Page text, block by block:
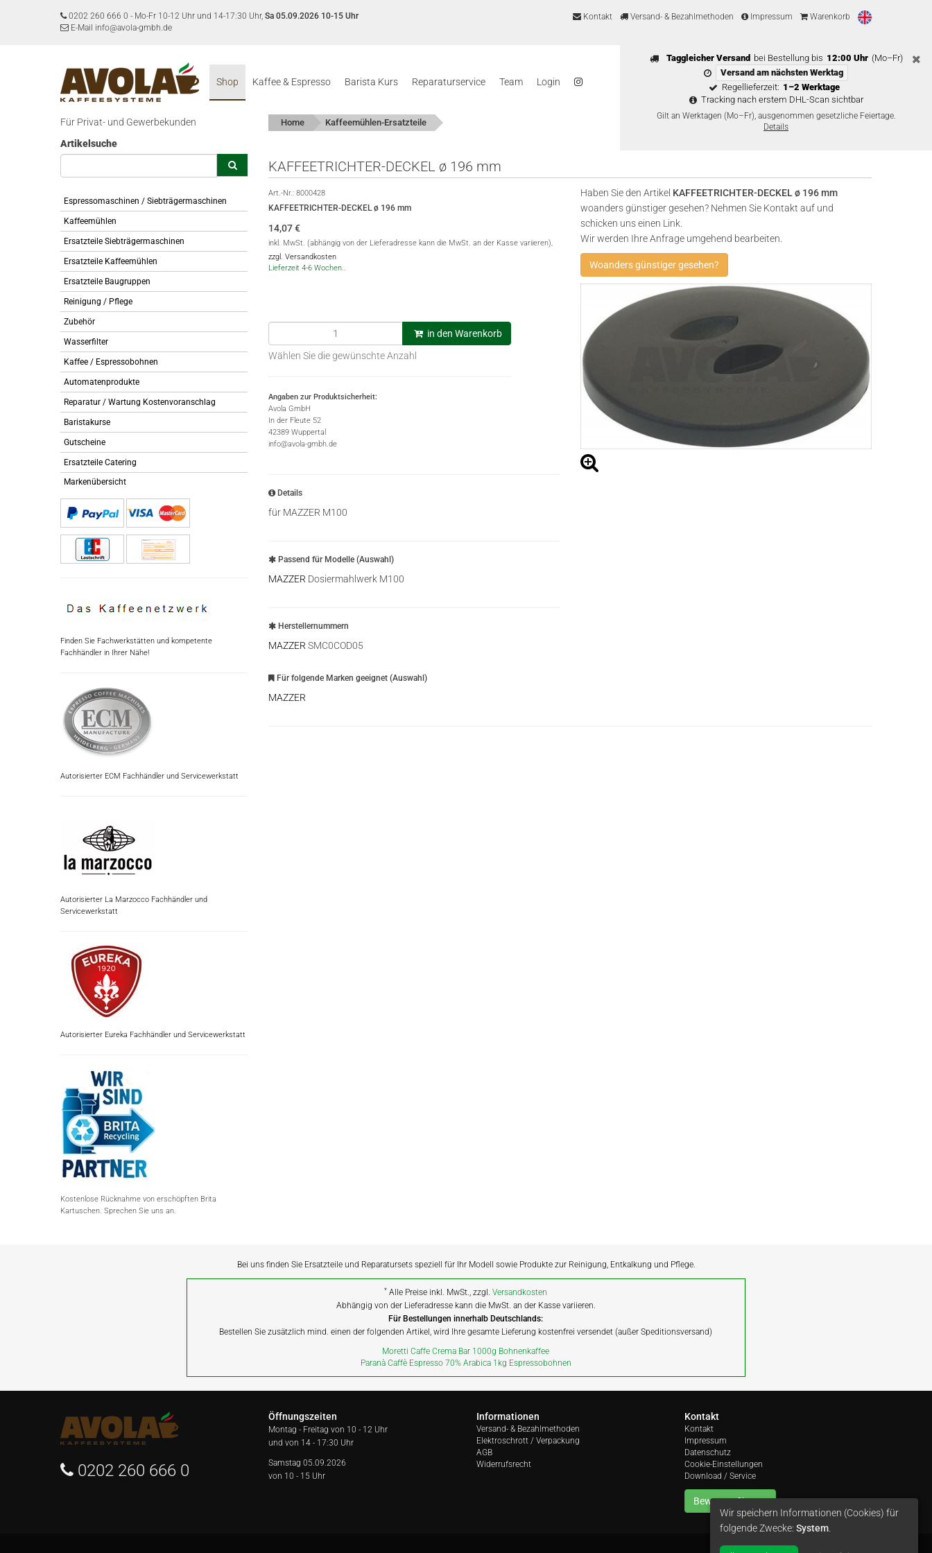
0202 260 666 0 - Mo-Fr 10-12 Uhr und 14-17:30 Uhr, Sa 05.09.2026 10-15 Uhr
E-Mail info@avola-gmbh.de
Kontakt Versand- & Bezahlmethoden Impressum Warenkorb
Taggleicher Versand bei Bestellung bis 12:00 Uhr (Mo–Fr)
Versand am nächsten Werktag
Regellieferzeit: 1–2 Werktage
Tracking nach erstem DHL-Scan sichtbar
Gilt an Werktagen (Mo–Fr), ausgenommen gesetzliche Feiertage.
Details
Shop Kaffee & Espresso Barista Kurs Reparaturservice Team Login
Für Privat- und Gewerbekunden
Artikelsuche
Espressomaschinen / Siebträgermaschinen
Kaffeemühlen
Ersatzteile Siebträgermaschinen
Ersatzteile Kaffeemühlen
Ersatzteile Baugruppen
Reinigung / Pflege
Zubehör
Wasserfilter
Kaffee / Espressobohnen
Automatenprodukte
Reparatur / Wartung Kostenvoranschlag
Baristakurse
Gutscheine
Ersatzteile Catering
Markenübersicht
Finden Sie Fachwerkstätten und kompetente
Fachhändler in Ihrer Nähe!
Autorisierter ECM Fachhändler und Servicewerkstatt
Autorisierter La Marzocco Fachhändler und
Servicewerkstatt
Autorisierter Eureka Fachhändler und Servicewerkstatt
Kostenlose Rücknahme von erschöpften Brita
Kartuschen. Sprechen Sie uns an.
Home Kaffeemühlen-Ersatzteile
KAFFEETRICHTER-DECKEL ø 196 mm
Art.-Nr.: 8000428
KAFFEETRICHTER-DECKEL ø 196 mm
14,07€
inkl. MwSt. (abhängig von der Lieferadresse kann die MwSt. an der Kasse variieren),
zzgl. Versandkosten
Lieferzeit 4-6 Wochen..
in den Warenkorb
Wählen Sie die gewünschte Anzahl
Angaben zur Produktsicherheit:
Avola GmbH
In der Fleute 52
42389 Wuppertal
info@avola-gmbh.de
Details
für MAZZER M100
Passend für Modelle (Auswahl)
MAZZER Dosiermahlwerk M100
Herstellernummern
MAZZER SMC0COD05
Für folgende Marken geeignet (Auswahl)
MAZZER
Haben Sie den Artikel KAFFEETRICHTER-DECKEL ø 196 mm
woanders günstiger gesehen? Nehmen Sie Kontakt auf und
schicken uns einen Link.
Wir werden Ihre Anfrage umgehend bearbeiten.
Woanders günstiger gesehen?
Bei uns finden Sie Ersatzteile und Reparatursets speziell für Ihr Modell sowie Produkte zur Reinigung, Entkalkung und Pflege.
* Alle Preise inkl. MwSt., zzgl.Versandkosten
Abhängig von der Lieferadresse kann die MwSt. an der Kasse variieren.
Für Bestellungen innerhalb Deutschlands:
Bestellen Sie zusätzlich mind. einen der folgenden Artikel, wird Ihre gesamte Lieferung kostenfrei versendet (außer Speditionsversand)
Moretti Caffe Crema Bar 1000g Bohnenkaffee
Paranà Caffè Espresso 70% Arabica 1kg Espressobohnen
0202 260 666 0
Öffnungszeiten
Montag - Freitag von 10 - 12 Uhr
und von 14 - 17:30 Uhr
Samstag 05.09.2026
von 10 - 15 Uhr
Informationen
Versand- & Bezahlmethoden
Elektroschrott / Verpackung
AGB
Widerrufsrecht
Kontakt
Kontakt
Impressum
Datenschutz
Cookie-Einstellungen
Download / Service
Bewerten Sie uns
Wir speichern Informationen (Cookies) für
folgende Zwecke: System